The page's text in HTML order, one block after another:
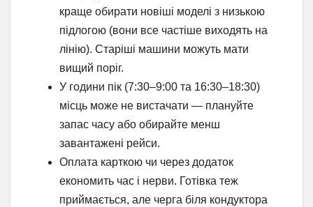
краще обирати новіші моделі з низькою
підлогою (вони все частіше виходять на
лінію). Старіші машини можуть мати
вищий поріг.
У години пік (7:30–9:00 та 16:30–18:30)
місць може не вистачати — плануйте
запас часу або обирайте менш
завантажені рейси.
Оплата карткою чи через додаток
економить час і нерви. Готівка теж
приймається, але черга біля кондуктора